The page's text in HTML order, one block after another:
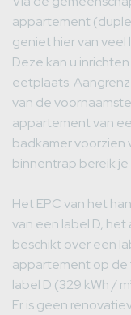
appartement
geniet hier van veel
Deze kan u
eetplaats.
van de
appartement van
badkamer voorzien
binnentrap bereik
Het EPC van het
van een label D,
beschikt over een
appartement op de
label D (329 kWh /
Er is geen